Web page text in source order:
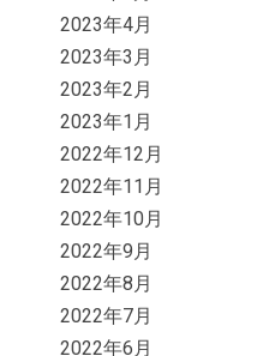
2023年4月
2023年3月
2023年2月
2023年1月
2022年12月
2022年11月
2022年10月
2022年9月
2022年8月
2022年7月
2022年6月